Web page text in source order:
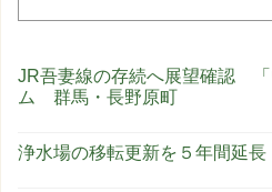
JR吾妻線の存続へ展望確認 「
ム 群馬・長野原町
浄水場の移転更新を５年間延